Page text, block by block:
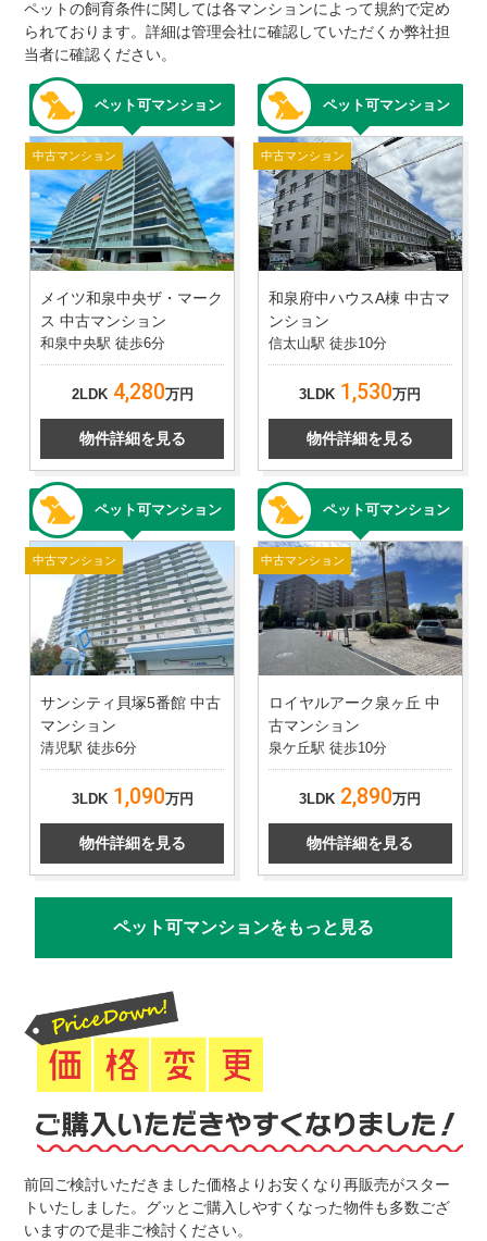
ペットの飼育条件に関しては各マンションによって規約で定め
られております。詳細は管理会社に確認していただくか弊社担
当者に確認ください。
ペット可マンション
中古マンション
メイツ和泉中央ザ・マーク
ス 中古マンション
和泉中央駅 徒歩6分
2LDK 4,280万円
物件詳細を見る
ペット可マンション
中古マンション
和泉府中ハウスA棟 中古マ
ンション
信太山駅 徒歩10分
3LDK 1,530万円
物件詳細を見る
ペット可マンション
中古マンション
サンシティ貝塚5番館 中古
マンション
清児駅 徒歩6分
3LDK 1,090万円
物件詳細を見る
ペット可マンション
中古マンション
ロイヤルアーク泉ヶ丘 中
古マンション
泉ケ丘駅 徒歩10分
3LDK 2,890万円
物件詳細を見る
ペット可マンションをもっと見る
前回ご検討いただきました価格よりお安くなり再販売がスター
トいたしました。グッとご購入しやすくなった物件も多数ござ
いますので是非ご検討ください。